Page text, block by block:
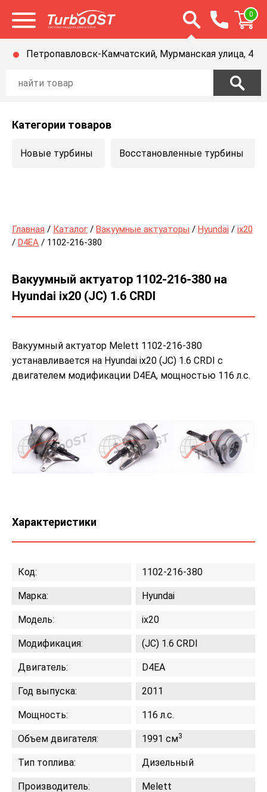
Открыть меню Открыть строку
0
Петропавловск-Камчатский, Мурманская улица, 4
Категории товаров
Новые турбины Восстановленные турбины
Главная / Каталог / Вакуумные актуаторы / Hyundai / ix20
/ D4EA / 1102-216-380
Вакуумный актуатор 1102-216-380 на
Hyundai ix20 (JC) 1.6 CRDI
Вакуумный актуатор Melett 1102-216-380
устанавливается на Hyundai ix20 (JC) 1.6 CRDI с
двигателем модификации D4EA, мощностью 116 л.с.
Характеристики
Код: 1102-216-380
Марка: Hyundai
Модель: ix20
Модификация: (JC) 1.6 CRDI
Двигатель: D4EA
Год выпуска: 2011
Мощность: 116 л.с.
Объем двигателя: 1991 см3
Тип топлива: Дизельный
Производитель: Melett